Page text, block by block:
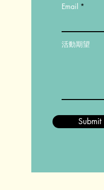
Email
活動期望
Submit